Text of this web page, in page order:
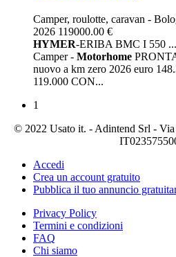
Camper, roulotte, caravan -
2026 119000.00 €
HYMER-ERIBA BMC I 550
Camper - Motorhome
nuovo a km zero 2026 euro
119.000 CON...
1
© 2022 Usato it. - Adintend Srl -
Accedi
Crea un account gratuito
Pubblica il tuo annuncio
Privacy Policy
Termini e condizioni
FAQ
Chi siamo